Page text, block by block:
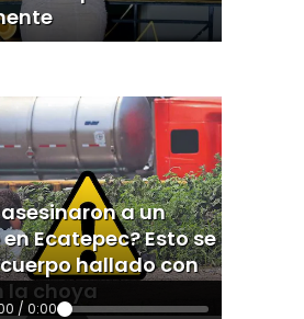
a un
Ecatepec? Esto se
hallado con
la choya
/ 0:00